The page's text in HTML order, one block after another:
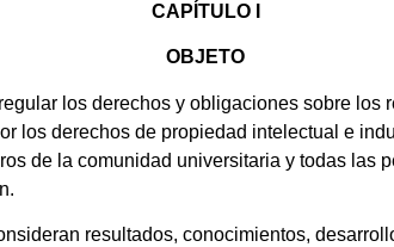
CAPÍTULO I
OBJETO
los derechos y obligaciones sobre
los derechos de propiedad intelectual e
de la comunidad universitaria y todas las
resultados, conocimientos,